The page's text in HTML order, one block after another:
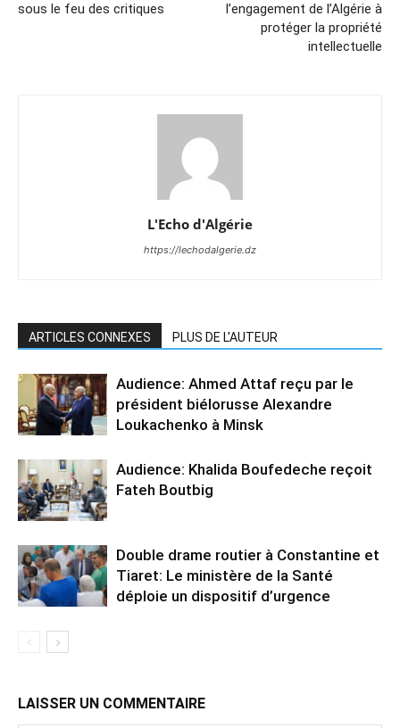
sous le feu des critiques
l’engagement de l’Algérie à
protéger la propriété
intellectuelle
L'Echo d'Algérie
https://lechodalgerie.dz
ARTICLES CONNEXES PLUS DE L'AUTEUR
Audience: Ahmed Attaf reçu par le
président biélorusse Alexandre
Loukachenko à Minsk
Audience: Khalida Boufedeche reçoit
Fateh Boutbig
Double drame routier à Constantine et
Tiaret: Le ministère de la Santé
déploie un dispositif d’urgence
LAISSER UN COMMENTAIRE